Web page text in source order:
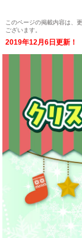
このページの掲載内容は、
ございます。
2019年12月6日更新！